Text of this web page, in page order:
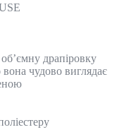
драпіровку
чудово виглядає